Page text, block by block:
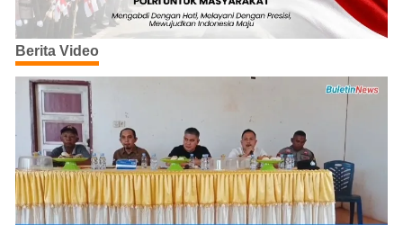
Berita Video